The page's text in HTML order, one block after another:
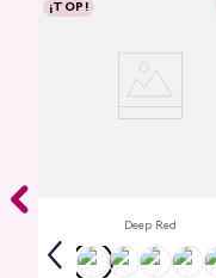
¡TOP!
Deep Red